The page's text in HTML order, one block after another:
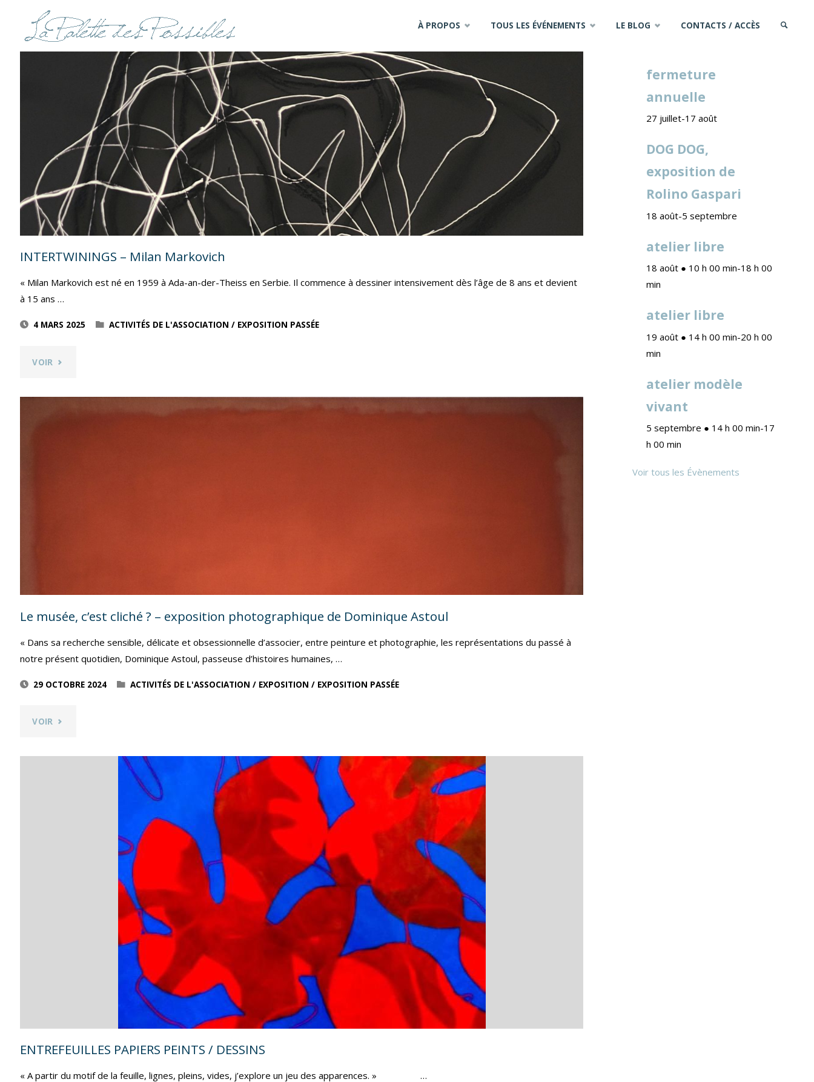
À PROPOS TOUS LES ÉVÉNEMENTS LE BLOG CONTACTS / ACCÈS
INTERTWININGS – Milan Markovich
« Milan Markovich est né en 1959 à Ada-an-der-Theiss en Serbie. Il commence à dessiner intensivement dès l’âge de 8 ans et devient
à 15 ans …
4 MARS 2025 ACTIVITÉS DE L'ASSOCIATION / EXPOSITION PASSÉE
VOIR "INTERTWININGS
Le musée, c’est cliché ? – exposition photographique de Dominique Astoul
« Dans sa recherche sensible, délicate et obsessionnelle d’associer, entre peinture et photographie, les représentations du passé à
notre présent quotidien, Dominique Astoul, passeuse d’histoires humaines, …
29 OCTOBRE 2024 ACTIVITÉS DE L'ASSOCIATION / EXPOSITION / EXPOSITION PASSÉE
VOIR "LE
PHOTOGRAPHIQUE
ENTREFEUILLES PAPIERS PEINTS / DESSINS
« A partir du motif de la feuille, lignes, pleins, vides, j’explore un jeu des apparences. » …
fermeture
annuelle
27 juillet-17 août
DOG DOG,
exposition de
Rolino Gaspari
18 août-5 septembre
atelier libre
18 août ● 10 h 00 min-18 h 00
min
atelier libre
19 août ● 14 h 00 min-20 h 00
min
atelier modèle
vivant
5 septembre ● 14 h 00 min-17
h 00 min
Voir tous les Évènements